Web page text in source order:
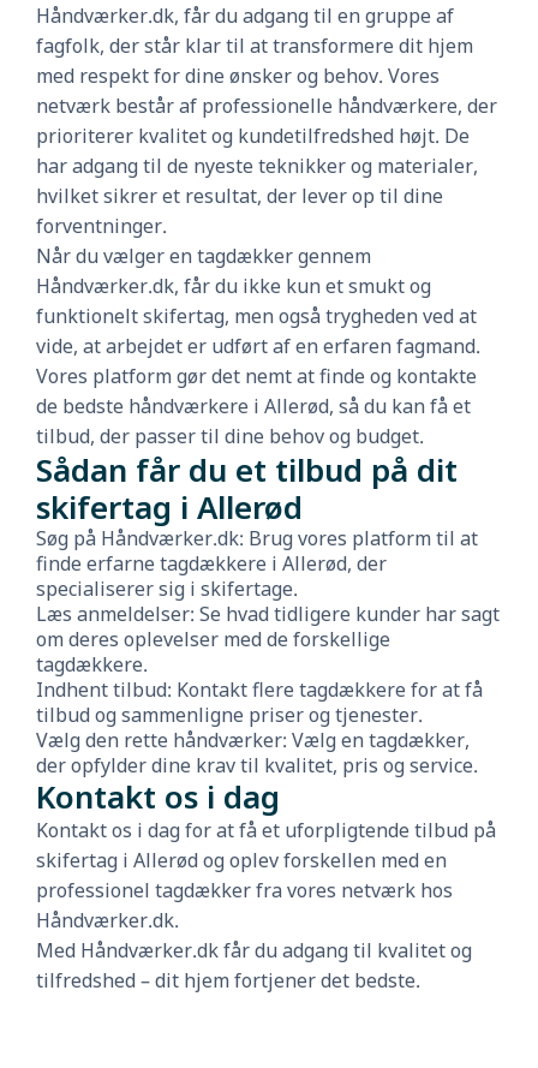
Håndværker.dk, får du adgang til en gruppe af
fagfolk, der står klar til at transformere dit hjem
med respekt for dine ønsker og behov. Vores
netværk består af professionelle håndværkere, der
prioriterer kvalitet og kundetilfredshed højt. De
har adgang til de nyeste teknikker og materialer,
hvilket sikrer et resultat, der lever op til dine
forventninger.
Når du vælger en tagdækker gennem
Håndværker.dk, får du ikke kun et smukt og
funktionelt skifertag, men også trygheden ved at
vide, at arbejdet er udført af en erfaren fagmand.
Vores platform gør det nemt at finde og kontakte
de bedste håndværkere i Allerød, så du kan få et
tilbud, der passer til dine behov og budget.
Sådan får du et tilbud på dit
skifertag i Allerød
Søg på Håndværker.dk: Brug vores platform til at
finde erfarne tagdækkere i Allerød, der
specialiserer sig i skifertage.
Læs anmeldelser: Se hvad tidligere kunder har sagt
om deres oplevelser med de forskellige
tagdækkere.
Indhent tilbud: Kontakt flere tagdækkere for at få
tilbud og sammenligne priser og tjenester.
Vælg den rette håndværker: Vælg en tagdækker,
der opfylder dine krav til kvalitet, pris og service.
Kontakt os i dag
Kontakt os i dag for at få et uforpligtende tilbud på
skifertag i Allerød og oplev forskellen med en
professionel tagdækker fra vores netværk hos
Håndværker.dk.
Med Håndværker.dk får du adgang til kvalitet og
tilfredshed – dit hjem fortjener det bedste.